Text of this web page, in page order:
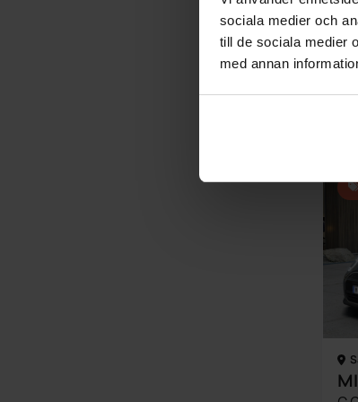
sociala medier och
till de sociala medier
med annan
Pris
Inkl.
Inkl.